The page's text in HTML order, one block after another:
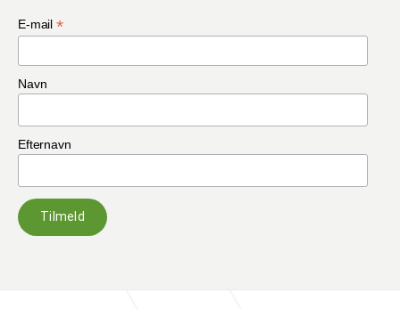
E-mail *
Navn
Efternavn
Tilmeld